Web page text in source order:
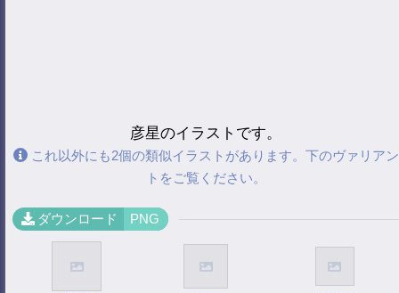
彦星のイラストです。
これ以外にも2個の類似イラストがあります。下のヴァリアン
トをご覧ください。
ダウンロード PNG